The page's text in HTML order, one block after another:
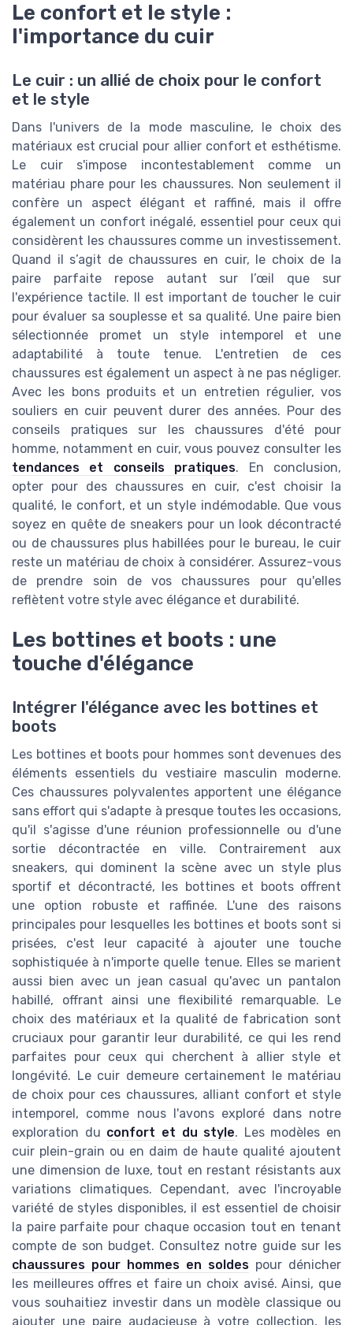
Le confort et le style :
l'importance du cuir
Le cuir : un allié de choix pour le confort
et le style
Dans l'univers de la mode masculine, le choix des
matériaux est crucial pour allier confort et esthétisme.
Le cuir s'impose incontestablement comme un
matériau phare pour les chaussures. Non seulement il
confère un aspect élégant et raffiné, mais il offre
également un confort inégalé, essentiel pour ceux qui
considèrent les chaussures comme un investissement.
Quand il s’agit de chaussures en cuir, le choix de la
paire parfaite repose autant sur l’œil que sur
l'expérience tactile. Il est important de toucher le cuir
pour évaluer sa souplesse et sa qualité. Une paire bien
sélectionnée promet un style intemporel et une
adaptabilité à toute tenue. L'entretien de ces
chaussures est également un aspect à ne pas négliger.
Avec les bons produits et un entretien régulier, vos
souliers en cuir peuvent durer des années. Pour des
conseils pratiques sur les chaussures d'été pour
homme, notamment en cuir, vous pouvez consulter les
tendances et conseils pratiques. En conclusion,
opter pour des chaussures en cuir, c'est choisir la
qualité, le confort, et un style indémodable. Que vous
soyez en quête de sneakers pour un look décontracté
ou de chaussures plus habillées pour le bureau, le cuir
reste un matériau de choix à considérer. Assurez-vous
de prendre soin de vos chaussures pour qu'elles
reflètent votre style avec élégance et durabilité.
Les bottines et boots : une
touche d'élégance
Intégrer l'élégance avec les bottines et
boots
Les bottines et boots pour hommes sont devenues des
éléments essentiels du vestiaire masculin moderne.
Ces chaussures polyvalentes apportent une élégance
sans effort qui s'adapte à presque toutes les occasions,
qu'il s'agisse d'une réunion professionnelle ou d'une
sortie décontractée en ville. Contrairement aux
sneakers, qui dominent la scène avec un style plus
sportif et décontracté, les bottines et boots offrent
une option robuste et raffinée. L'une des raisons
principales pour lesquelles les bottines et boots sont si
prisées, c'est leur capacité à ajouter une touche
sophistiquée à n'importe quelle tenue. Elles se marient
aussi bien avec un jean casual qu'avec un pantalon
habillé, offrant ainsi une flexibilité remarquable. Le
choix des matériaux et la qualité de fabrication sont
cruciaux pour garantir leur durabilité, ce qui les rend
parfaites pour ceux qui cherchent à allier style et
longévité. Le cuir demeure certainement le matériau
de choix pour ces chaussures, alliant confort et style
intemporel, comme nous l'avons exploré dans notre
exploration du confort et du style. Les modèles en
cuir plein-grain ou en daim de haute qualité ajoutent
une dimension de luxe, tout en restant résistants aux
variations climatiques. Cependant, avec l'incroyable
variété de styles disponibles, il est essentiel de choisir
la paire parfaite pour chaque occasion tout en tenant
compte de son budget. Consultez notre guide sur les
chaussures pour hommes en soldes pour dénicher
les meilleures offres et faire un choix avisé. Ainsi, que
vous souhaitiez investir dans un modèle classique ou
ajouter une paire audacieuse à votre collection, les